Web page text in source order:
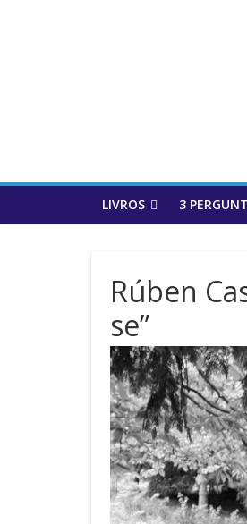
LIVROS 3
Rúben
se”